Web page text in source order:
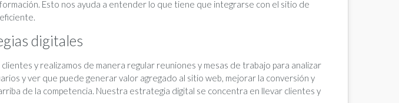
Esto nos ayuda a entender lo que tiene que integrarse con el sitio de
digitales
y realizamos de manera regular reuniones y mesas de trabajo para analizar
y ver que puede generar valor agregado al sitio web, mejorar la conversión y
de la competencia. Nuestra estrategia digital se concentra en llevar clientes y